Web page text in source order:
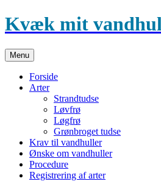
Hop
til
Kvæk mit
Menu
Forside
Arter
Strandtudse
Løvfrø
Løgfrø
Grønbroget tudse
Krav til vandhuller
Ønske om vandhuller
Procedure
Registrering af arter